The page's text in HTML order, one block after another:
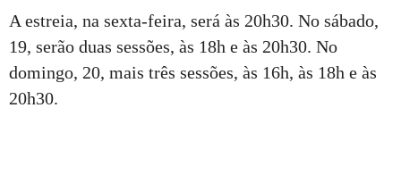
A estreia, na sexta-feira, será às 20h30. No sábado,
19, serão duas sessões, às 18h e às 20h30. No
domingo, 20, mais três sessões, às 16h, às 18h e às
20h30.